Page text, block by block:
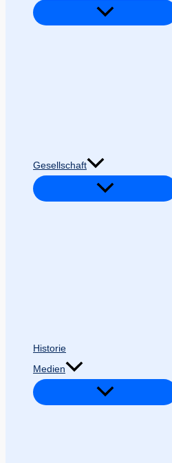
Gesellschaft
Historie
Medien